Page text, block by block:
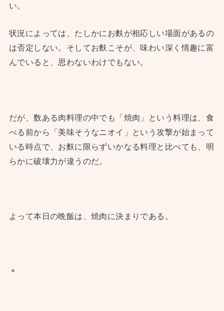
い。
状況によっては、たしかにお麩が相応しい場面があるの
は否定しない。そしてお麩こそが、味わい深く情趣に富
んでいると、思わないわけでもない。
だが、数ある肉料理の中でも「焼肉」という料理は、食
べる前から「美味そうなニオイ」という攻撃が始まって
いる時点で、お麩に限らずいかなる料理と比べても、明
らかに破壊力が違うのだ。
よって本日の晩飯は、焼肉に決まりである。
＊